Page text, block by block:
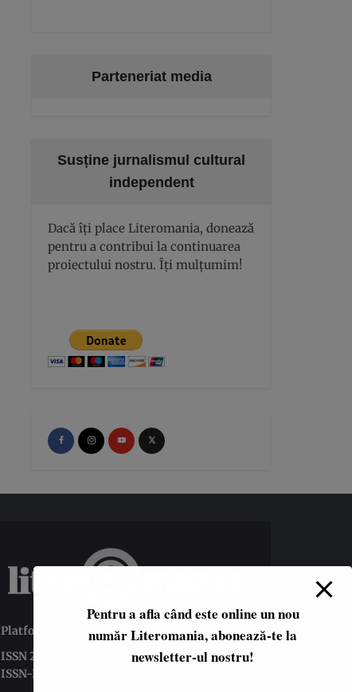
Parteneriat media
Susține jurnalismul cultural
independent
Dacă îți place Literomania, donează
pentru a contribui la continuarea
proiectului nostru. Îți mulțumim!
Platformă literară independentă
ISSN 2668-7402
ISSN-L 2668-7402
Pentru a afla când este online un nou
număr Literomania, abonează-te la
newsletter-ul nostru!